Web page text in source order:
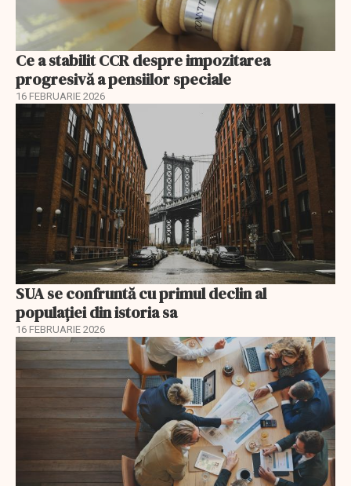
Ce a stabilit CCR despre impozitarea
progresivă a pensiilor speciale
16 FEBRUARIE 2026
SUA se confruntă cu primul declin al
populației din istoria sa
16 FEBRUARIE 2026